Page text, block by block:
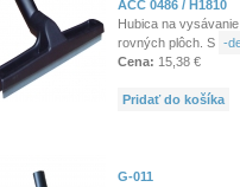
ACC 0486 / H1810
Hubica na
rovných plôch. S -
Cena: 15,38 €
Pridať do košíka
G-011